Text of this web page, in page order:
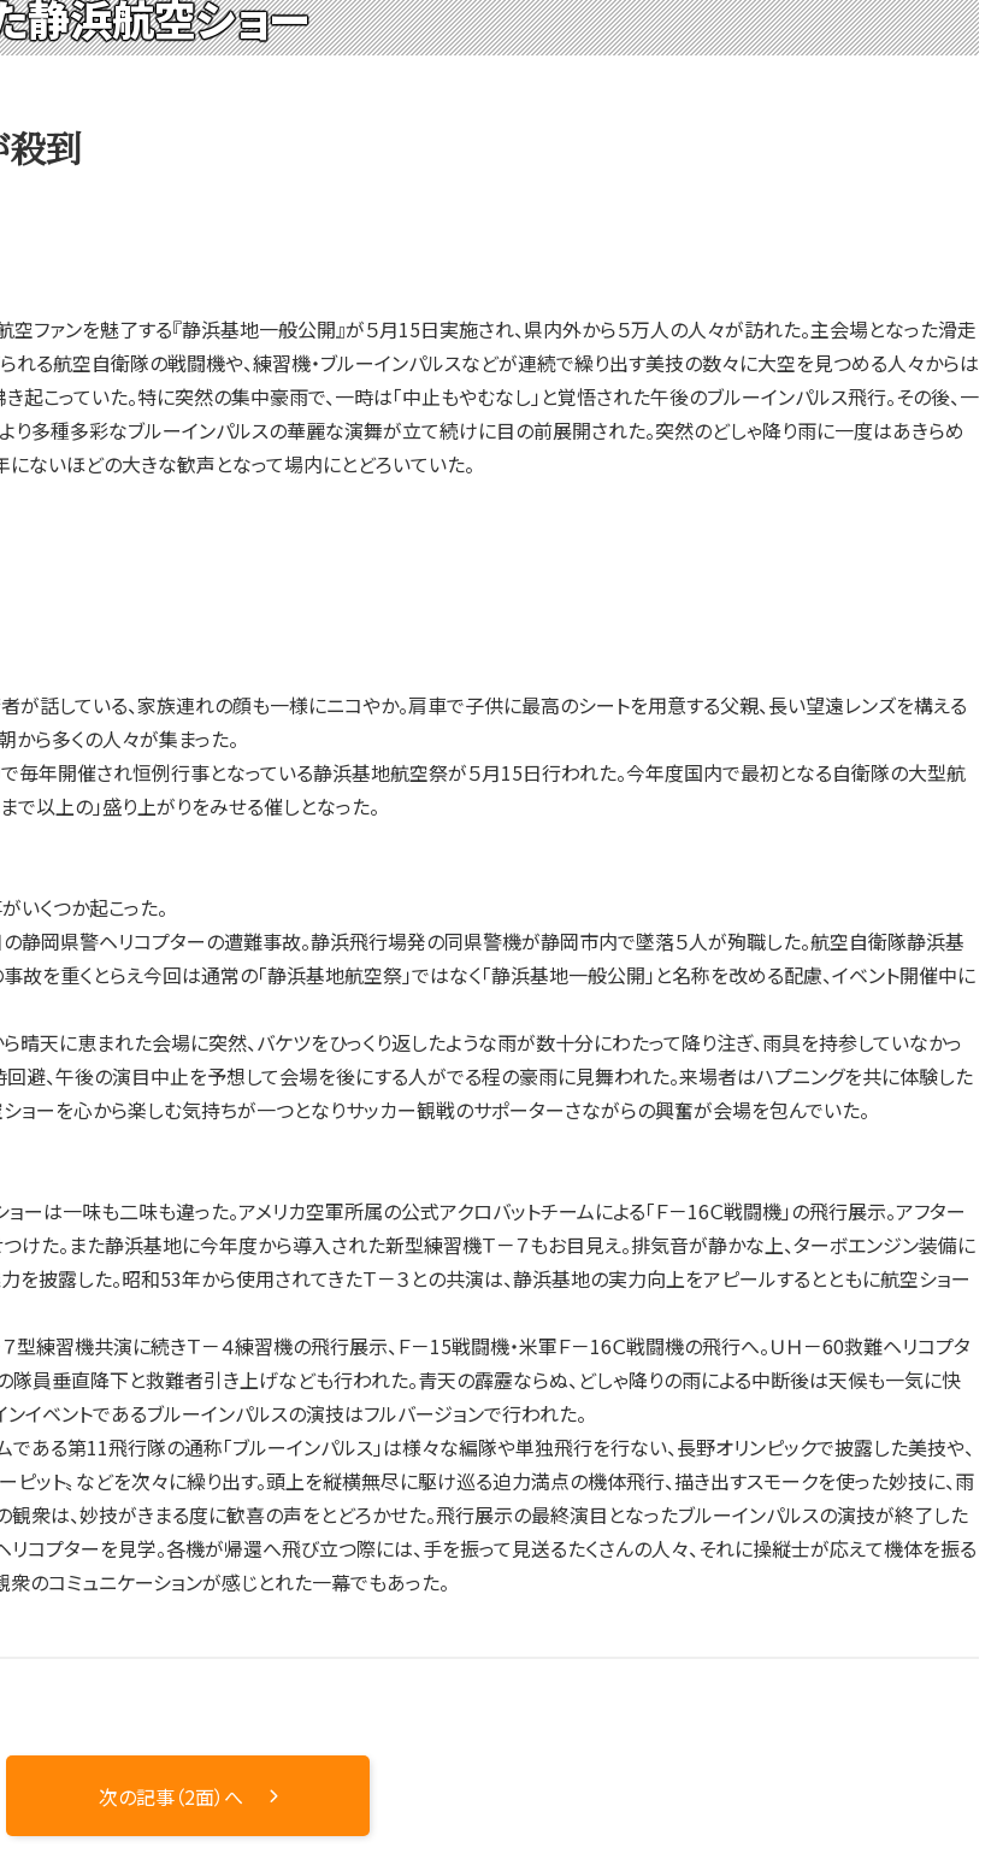
静浜航空ショー
到
ファンを魅了する『静浜基地一般公開』が５月15日実施され、県内外から５万人の人々が訪れた。主会場となった滑走
れる航空自衛隊の戦闘機や、練習機・ブルーインパルスなどが連続で繰り出す美技の数々に大空を見つめる人々からは
き起こっていた。特に突然の集中豪雨で、一時は「中止もやむなし」と覚悟された午後のブルーインパルス飛行。その後、一
り多種多彩なブルーインパルスの華麗な演舞が立て続けに目の前展開された。突然のどしゃ降り雨に一度はあきらめ
ないほどの大きな歓声となって場内にとどろいていた。
が話している、家族連れの顔も一様にニコやか。肩車で子供に最高のシートを用意する父親、長い望遠レンズを構える
から多くの人々が集まった。
毎年開催され恒例行事となっている静浜基地航空祭が５月15日行われた。今年度国内で最初となる自衛隊の大型航
で以上の」盛り上がりをみせる催しとなった。
いくつか起こった。
静岡県警ヘリコプターの遭難事故。静浜飛行場発の同県警機が静岡市内で墜落５人が殉職した。航空自衛隊静浜基
事故を重くとらえ今回は通常の「静浜基地航空祭」ではなく「静浜基地一般公開」と名称を改める配慮、イベント開催中に
晴天に恵まれた会場に突然、バケツをひっくり返したような雨が数十分にわたって降り注ぎ、雨具を持参していなかっ
避、午後の演目中止を予想して会場を後にする人がでる程の豪雨に見舞われた。来場者はハプニングを共に体験した
ョーを心から楽しむ気持ちが一つとなりサッカー観戦のサポーターさながらの興奮が会場を包んでいた。
ーは一味も二味も違った。アメリカ空軍所属の公式アクロバットチームによる「Ｆ－16Ｃ戦闘機」の飛行展示。アフター
けた。また静浜基地に今年度から導入された新型練習機Ｔ－７もお目見え。排気音が静かな上、ターボエンジン装備に
披露した。昭和53年から使用されてきたＴ－３との共演は、静浜基地の実力向上をアピールするとともに航空ショー
７型練習機共演に続きＴ－４練習機の飛行展示、Ｆ－15戦闘機・米軍Ｆ－16Ｃ戦闘機の飛行へ。ＵＨ－60救難ヘリコプタ
隊員垂直降下と救難者引き上げなども行われた。青天の霹靂ならぬ、どしゃ降りの雨による中断後は天候も一気に快
イベントであるブルーインパルスの演技はフルバージョンで行われた。
ある第11飛行隊の通称「ブルーインパルス」は様々な編隊や単独飛行を行ない、長野オリンピックで披露した美技や、
ピット〟などを次々に繰り出す。頭上を縦横無尽に駆け巡る迫力満点の機体飛行、描き出すスモークを使った妙技に、雨
衆は、妙技がきまる度に歓喜の声をとどろかせた。飛行展示の最終演目となったブルーインパルスの演技が終了した
コプターを見学。各機が帰還へ飛び立つ際には、手を振って見送るたくさんの人々、それに操縦士が応えて機体を振る
衆のコミュニケーションが感じとれた一幕でもあった。
次の記事（2面）へ